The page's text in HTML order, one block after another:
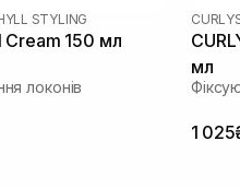
STYLING
Cream 150 мл
локонів
мл
1